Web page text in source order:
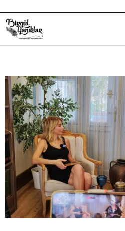
Eğitim Yazılarım
Gezi ve Kültür Yazılarım
Röportajlarım
Destek Olduğum Projeler
Yürüttüğüm Projeler